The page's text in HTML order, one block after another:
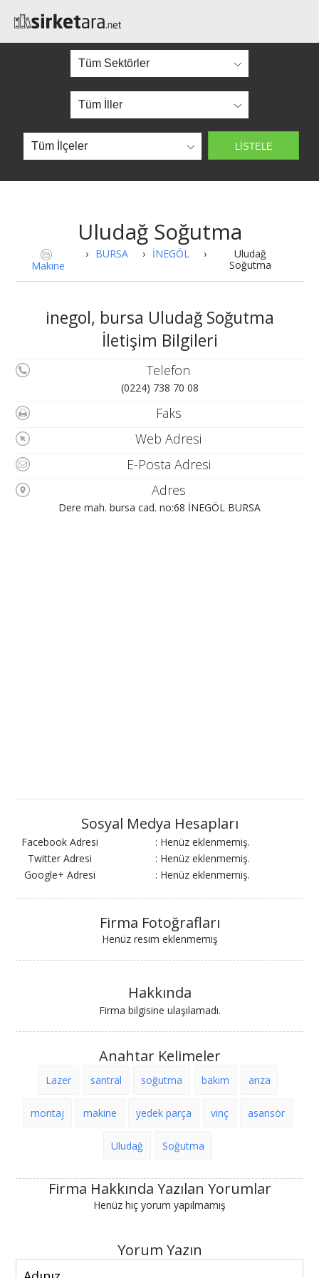
Uludağ Soğutma
Makine
› BURSA › İNEGÖL ›
Uludağ
Soğutma
inegol, bursa Uludağ Soğutma
İletişim Bilgileri
Telefon
(0224) 738 70 08
Faks
Web Adresi
E-Posta Adresi
Adres
Dere mah. bursa cad. no:68 İNEGÖL BURSA
Sosyal Medya Hesapları
Facebook Adresi
: Henüz eklenmemiş.
Twitter Adresi
: Henüz eklenmemiş.
Google+ Adresi
: Henüz eklenmemiş.
Firma Fotoğrafları
Henüz resim eklenmemiş
Hakkında
Firma bilgisine ulaşılamadı.
Anahtar Kelimeler
Lazer santral soğutma bakım arıza
montaj makine yedek parça vinç asansör
Uludağ Soğutma
Firma Hakkında Yazılan Yorumlar
Henüz hiç yorum yapılmamış
Yorum Yazın